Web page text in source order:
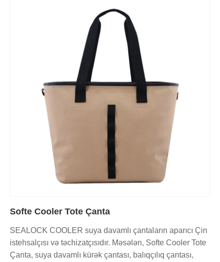
Softe Cooler Tote Çanta
SEALOCK COOLER suya davamlı çantaların aparıcı Çin
istehsalçısı və təchizatçısıdır. Məsələn, Softe Cooler Tote
Çanta, suya davamlı kürək çantası, balıqçılıq çantası,